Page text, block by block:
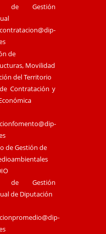
de Gestión
contratacion@dip-
de
Movilidad
del Territorio
Contratación y
de Gestión de
de Gestión
de Diputación